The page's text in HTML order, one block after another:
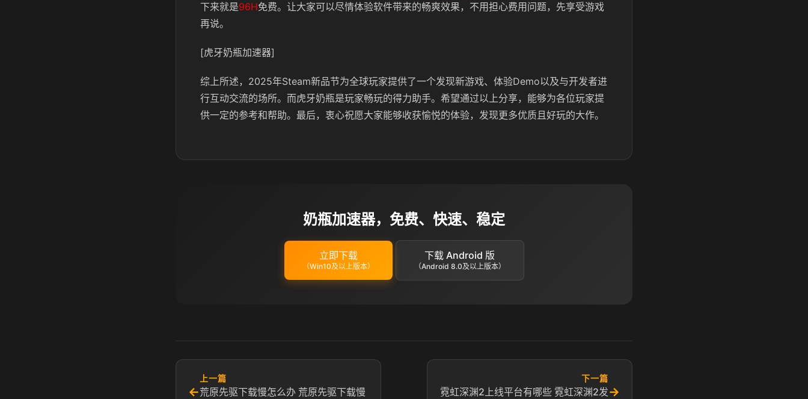
下来就是96H免费。 让大家可以尽情体验软件带来的畅爽效果，不用担心费用问题，先享受游戏
再说。
[虎牙奶瓶加速器]
综上所述，2025年Steam新品节为全球玩家提供了一个发现新游戏、体验Demo以及与开发者进
行互动交流的场所。而虎牙奶瓶是玩家畅玩的得力助手。希望通过以上分享，能够为各位玩家提
供一定的参考和帮助。最后，衷心祝愿大家能够收获愉悦的体验，发现更多优质且好玩的大作。
奶瓶加速器，免费、快速、稳定
立即下载
（Win10及以上版本）
下载 Android 版
（Android 8.0及以上版本）
←
上一篇
荒原先驱下载慢怎么办 荒原先驱下载慢
下一篇
霓虹深渊2上线平台有哪些 霓虹深渊2发→